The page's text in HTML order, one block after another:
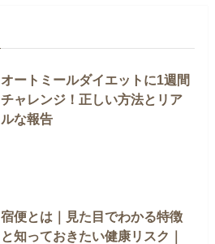
オートミールダイエットに1週間
チャレンジ！正しい方法とリア
ルな報告
宿便とは｜見た目でわかる特徴
と知っておきたい健康リスク｜